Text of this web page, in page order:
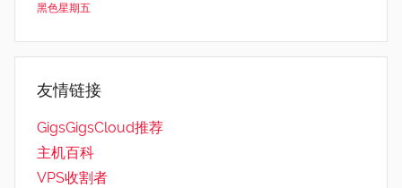
黑色星期五
友情链接
GigsGigsCloud推荐
主机百科
VPS收割者